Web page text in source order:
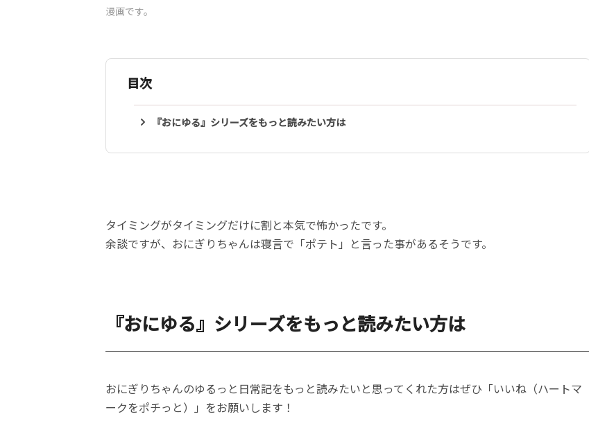
漫画です。
目次
『おにゆる』シリーズをもっと読みたい方は
タイミングがタイミングだけに割と本気で怖かったです。
余談ですが、おにぎりちゃんは寝言で「ポテト」と言った事があるそうです。
『おにゆる』シリーズをもっと読みたい方は
おにぎりちゃんのゆるっと日常記をもっと読みたいと思ってくれた方はぜひ「いいね（ハートマ
ークをポチっと）」をお願いします！